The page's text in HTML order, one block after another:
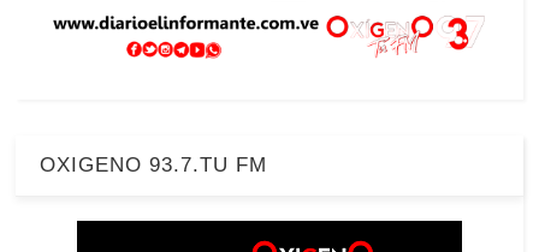
OXIGENO 93.7.TU FM